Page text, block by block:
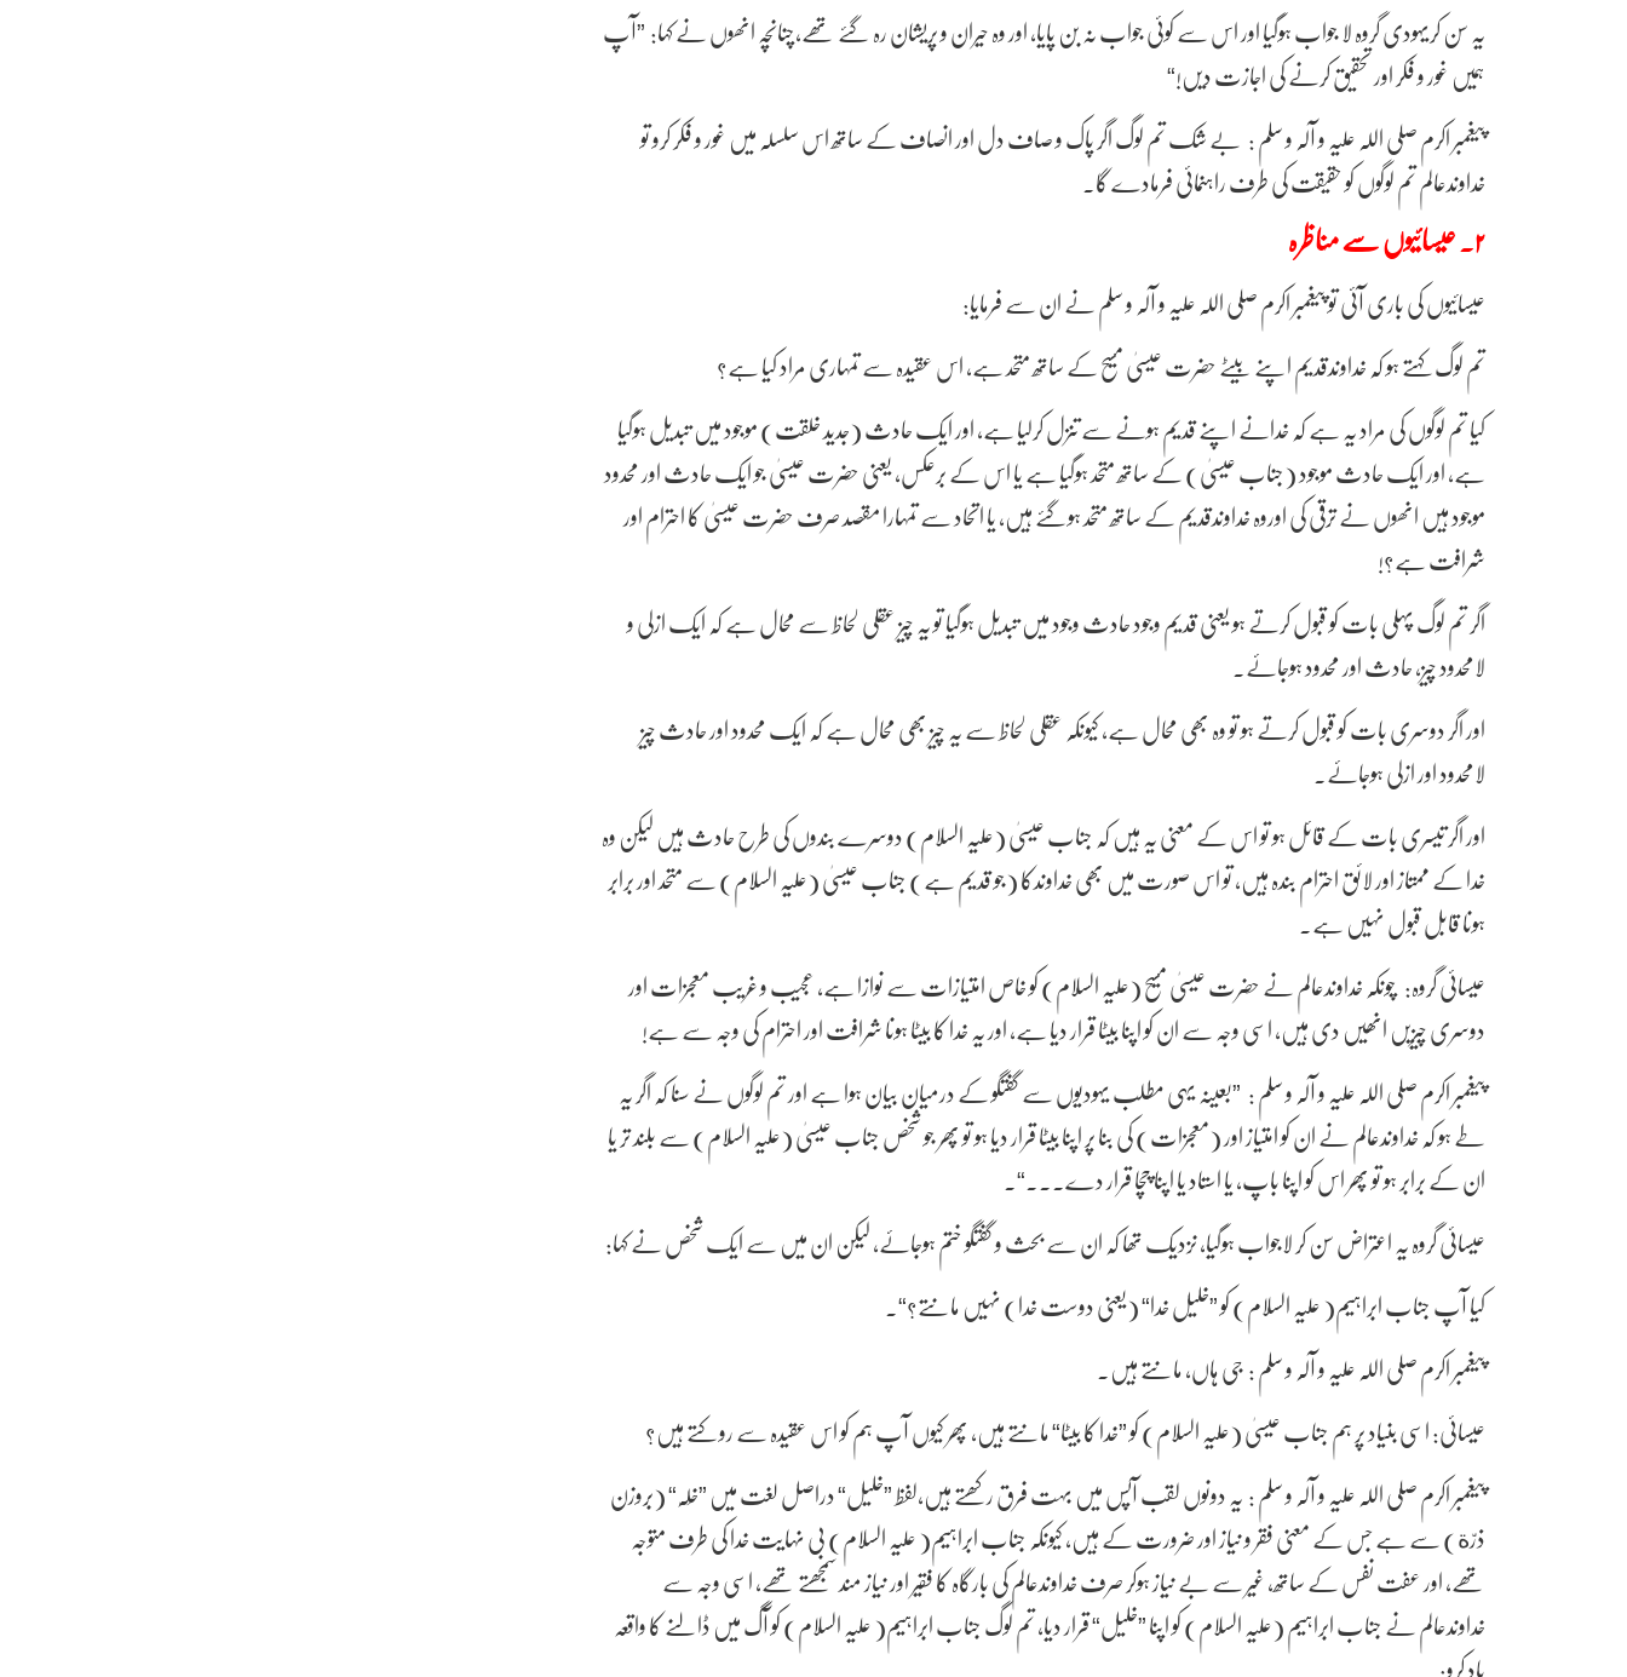
یہ سن کریہودی گروہ لا جواب ہوگیا اور اس سے کوئی جواب نہ بن پایا، اور وہ حیران و پریشان رہ گئے تھے،چنانچہ انھوں نے کہا: ”آپ
ہمیں غور و فکر اور تحقیق کرنے کی اجازت دیں!“
پیغمبر اکرم صلی اللہ علیہ و آلہ و سلم : بے شک تم لوگ اگر پاک و صاف دل اور انصاف کے ساتھ اس سلسلہ میں غور و فکر کرو تو
خداوندعالم تم لوگوں کو حقیقت کی طرف راہنمائی فرمادے گا۔
۲۔ عیسائیوں سے مناظرہ
عیسائیوں کی باری آئی تو پیغمبر اکرم صلی اللہ علیہ و آلہ و سلم نے ان سے فرمایا:
تم لوگ کہتے ہو کہ خداوندقدیم اپنے بیٹے حضرت عیسیٰ مسیح کے ساتھ متحد ہے، اس عقیدہ سے تمہاری مراد کیا ہے؟
کیا تم لوگوں کی مراد یہ ہے کہ خدانے اپنے قدیم ہونے سے تنزل کرلیا ہے، اور ایک حادث (جدید خلقت) موجود میں تبدیل ہوگیا
ہے، اور ایک حادث موجود (جناب عیسیٰ) کے ساتھ متحد ہوگیا ہے یا اس کے برعکس، یعنی حضرت عیسیٰ جو ایک حادث اور محدود
موجود ہیں انھوں نے ترقی کی اوروہ خداوندقدیم کے ساتھ متحد ہوگئے ہیں، یا اتحاد سے تمہارا مقصد صرف حضرت عیسیٰ کا احترام اور
شرافت ہے؟!
اگر تم لوگ پہلی بات کو قبول کرتے ہو یعنی قدیم وجود حادث وجود میں تبدیل ہوگیا تو یہ چیز عقلی لحاظ سے محال ہے کہ ایک ازلی و
لامحدود چیز، حادث اور محدود ہوجائے۔
اور اگر دوسری بات کو قبول کرتے ہو تو وہ بھی محال ہے، کیونکہ عقلی لحاظ سے یہ چیز بھی محال ہے کہ ایک محدود اور حادث چیز
لامحدود اور ازلی ہوجائے۔
اور اگر تیسری بات کے قائل ہو تو اس کے معنی یہ ہیں کہ جناب عیسیٰ (علیہ السلام) دوسرے بندوں کی طرح حادث ہیں لیکن وہ
خدا کے ممتاز اور لائق احترام بندہ ہیں، تو اس صورت میں بھی خداوندکا (جو قدیم ہے) جناب عیسیٰ (علیہ السلام) سے متحد اور برابر
ہونا قابل قبول نہیں ہے۔
عیسائی گروہ: چونکہ خداوندعالم نے حضرت عیسیٰ مسیح (علیہ السلام) کو خاص امتیازات سے نوازا ہے، عجیب و غریب معجزات اور
دوسری چیزیں انھیں دی ہیں، اسی وجہ سے ان کو اپنا بیٹا قرار دیا ہے، اور یہ خدا کا بیٹا ہونا شرافت اور احترام کی وجہ سے ہے!
پیغمبر اکرم صلی اللہ علیہ و آلہ و سلم : ”بعینہ یہی مطلب یہودیوں سے گفتگو کے درمیان بیان ہوا ہے اور تم لوگوں نے سنا کہ اگر یہ
طے ہو کہ خداوندعالم نے ان کو امتیاز اور (معجزات) کی بنا پر اپنا بیٹا قرار دیا ہو تو پھر جو شخص جناب عیسیٰ (علیہ السلام) سے بلند تر یا
ان کے برابر ہو تو پھر اس کو اپنا باپ، یا استاد یا اپنا چچا قرار دے۔۔۔“۔
عیسائی گروہ یہ اعتراض سن کر لاجواب ہوگیا، نزدیک تھا کہ ان سے بحث و گفتگو ختم ہوجائے، لیکن ان میں سے ایک شخص نے کہا:
کیا آپ جناب ابراہیم( علیہ السلام) کو ”خلیل خدا“ (یعنی دوست خدا) نہیں مانتے؟“۔
پیغمبر اکرم صلی اللہ علیہ و آلہ و سلم : جی ہاں، مانتے ہیں۔
عیسائی: اسی بنیاد پر ہم جناب عیسیٰ (علیہ السلام) کو ”خدا کا بیٹا“ مانتے ہیں، پھر کیوں آپ ہم کو اس عقیدہ سے روکتے ہیں؟
پیغمبر اکرم صلی اللہ علیہ و آلہ و سلم : یہ دونوں لقب آپس میں بہت فرق رکھتے ہیں،لفظ ”خلیل“ دراصل لغت میں ”خَلّہ“ (بروزن
ذرّة) سے ہے جس کے معنی فقر و نیاز اور ضرورت کے ہیں، کیونکہ جناب ابراہیم( علیہ السلام) بی نہایت خدا کی طرف متوجہ
تھے، اور عفت نفس کے ساتھ، غیر سے بے نیاز ہوکر صرف خداوندعالم کی بارگاہ کا فقیر اور نیاز مند سمجھتے تھے، اسی وجہ سے
خداوندعالم نے جناب ابراہیم (علیہ السلام) کو اپنا ”خلیل“ قرار دیا، تم لوگ جناب ابراہیم( علیہ السلام) کو آگ میں ڈالنے کا واقعہ